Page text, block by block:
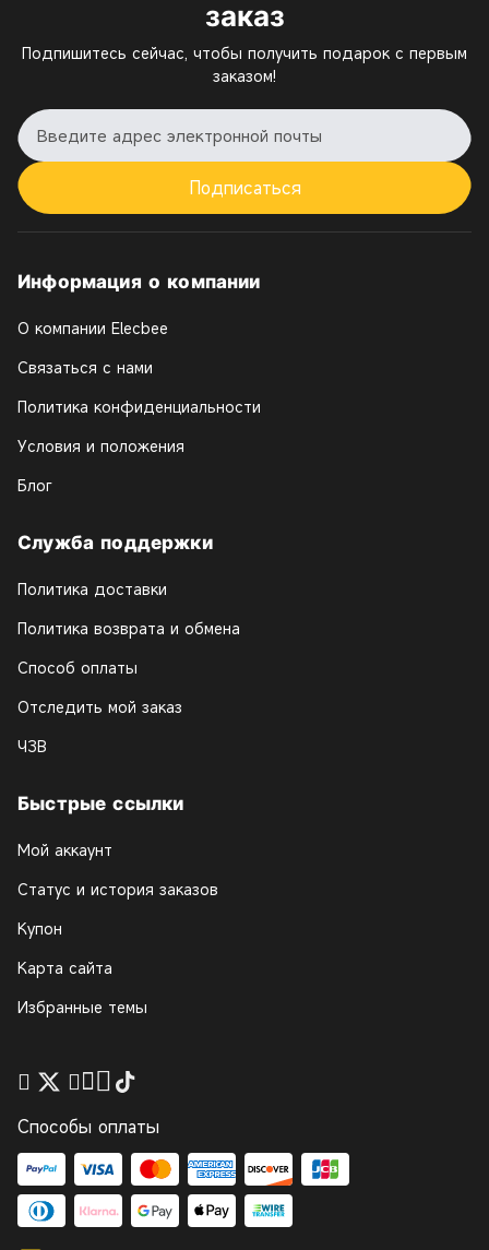
заказ
Подпишитесь сейчас, чтобы получить подарок с первым
заказом!
Подписаться
Информация о компании
О компании Elecbee
Связаться с нами
Политика конфиденциальности
Условия и положения
Блог
Служба поддержки
Политика доставки
Политика возврата и обмена
Способ оплаты
Отследить мой заказ
ЧЗВ
Быстрые ссылки
Мой аккаунт
Статус и история заказов
Купон
Карта сайта
Избранные темы
Способы оплаты